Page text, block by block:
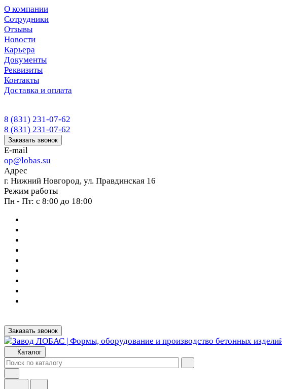
О компании
Сотрудники
Отзывы
Новости
Карьера
Документы
Реквизиты
Контакты
Доставка и оплата
8 (831) 231-07-62
8 (831) 231-07-62
Заказать звонок
E-mail
op@lobas.su
Адрес
г. Нижний Новгород, ул. Правдинская 16
Режим работы
Пн - Пт: с 8:00 до 18:00
Заказать звонок
Каталог